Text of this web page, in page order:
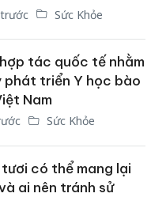
Sức Khỏe
tác quốc tế nhằm
phát triển Y học bào
Nam
Sức Khỏe
có thể mang lại
ai nên tránh sử